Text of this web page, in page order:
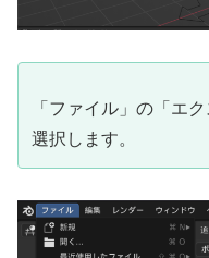
「ファイル」の「エ
選択します。